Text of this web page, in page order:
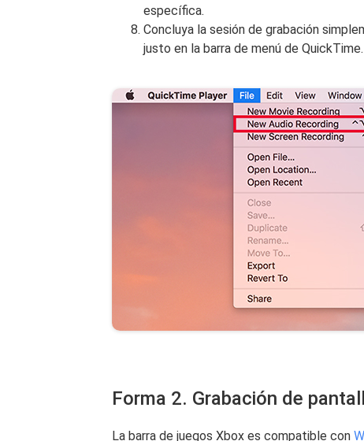
específica.
Concluya la sesión de grabación
justo en la barra de menú de QuickTime.
Forma 2. Grabación de
La barra de juegos Xbox es compatible con